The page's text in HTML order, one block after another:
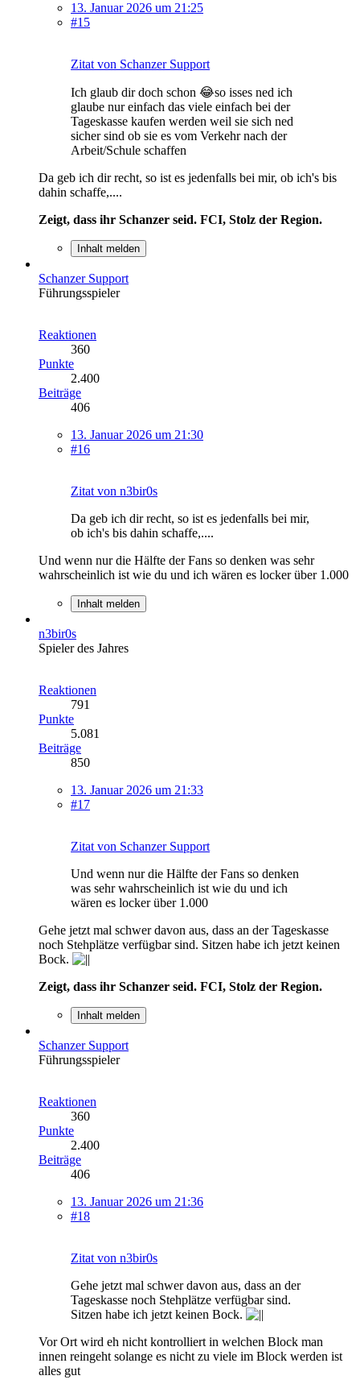
13. Januar 2026 um 21:25
#15
Zitat von Schanzer Support
Ich glaub dir doch schon 😂so isses ned ich
glaube nur einfach das viele einfach bei der
Tageskasse kaufen werden weil sie sich ned
sicher sind ob sie es vom Verkehr nach der
Arbeit/Schule schaffen
Da geb ich dir recht, so ist es jedenfalls bei mir, ob ich's bis
dahin schaffe,....
Zeigt, dass ihr Schanzer seid. FCI, Stolz der Region.
Inhalt melden
Schanzer Support
Führungsspieler
Reaktionen
360
Punkte
2.400
Beiträge
406
13. Januar 2026 um 21:30
#16
Zitat von n3bir0s
Da geb ich dir recht, so ist es jedenfalls bei mir,
ob ich's bis dahin schaffe,....
Und wenn nur die Hälfte der Fans so denken was sehr
wahrscheinlich ist wie du und ich wären es locker über 1.000
Inhalt melden
n3bir0s
Spieler des Jahres
Reaktionen
791
Punkte
5.081
Beiträge
850
13. Januar 2026 um 21:33
#17
Zitat von Schanzer Support
Und wenn nur die Hälfte der Fans so denken
was sehr wahrscheinlich ist wie du und ich
wären es locker über 1.000
Gehe jetzt mal schwer davon aus, dass an der Tageskasse
noch Stehplätze verfügbar sind. Sitzen habe ich jetzt keinen
Bock.
Zeigt, dass ihr Schanzer seid. FCI, Stolz der Region.
Inhalt melden
Schanzer Support
Führungsspieler
Reaktionen
360
Punkte
2.400
Beiträge
406
13. Januar 2026 um 21:36
#18
Zitat von n3bir0s
Gehe jetzt mal schwer davon aus, dass an der
Tageskasse noch Stehplätze verfügbar sind.
Sitzen habe ich jetzt keinen Bock.
Vor Ort wird eh nicht kontrolliert in welchen Block man
innen reingeht solange es nicht zu viele im Block werden ist
alles gut